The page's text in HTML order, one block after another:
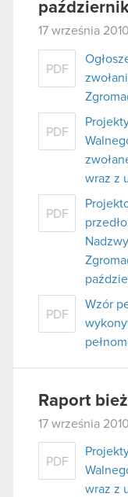
17 września 2010
PDF
PDF
wraz z
PDF
PDF
Wzór
Raport
17 września 2010
PDF
wraz z